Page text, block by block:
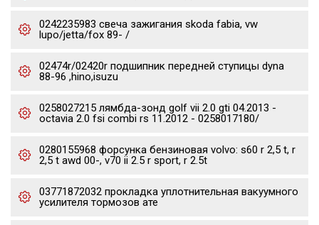
0242235983 свеча зажигания skoda fabia, vw
lupo/jetta/fox 89- /
02474r/02420r подшипник передней ступицы dyna
88-96 ,hino,isuzu
0258027215 лямбда-зонд golf vii 2.0 gti 04.2013 -
octavia 2.0 fsi combi rs 11.2012 - 0258017180/
0280155968 форсунка бензиновая volvo: s60 r 2,5 t, r
2,5 t awd 00-, v70 ii 2.5 r sport, r 2.5t
03771872032 прокладка уплотнительная вакуумного
усилителя тормозов ате